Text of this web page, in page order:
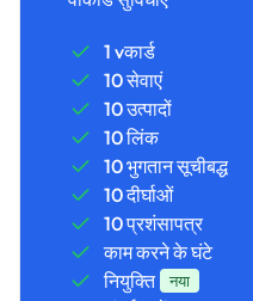
1 vकार्ड
10 सेवाएं
10 उत्पादों
10 लिंक
10 भुगतान सूचीबद्ध
10 दीर्घाओं
10 प्रशंसापत्र
काम करने के घंटे
नियुक्ति
नया